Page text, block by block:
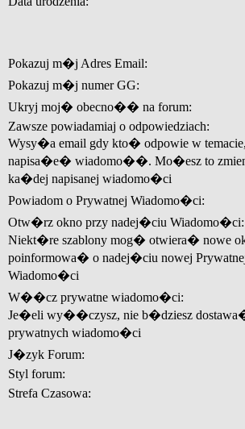
Pokazuj m�j Adres Email:
Pokazuj m�j numer GG:
Ukryj moj� obecno�� na forum:
Zawsze powiadamiaj o odpowiedziach:
Wysy�a email gdy kto� odpowie w
napisa�e� wiadomo��. Mo�esz to
ka�dej napisanej wiadomo�ci
Powiadom o Prywatnej Wiadomo�ci:
Otw�rz okno przy nadej�ciu Wiadomo�ci:
Niekt�re szablony mog� otwiera� nowe
poinformowa� o nadej�ciu nowej
Wiadomo�ci
W��cz prywatne wiadomo�ci:
Je�eli wy��czysz, nie b�dziesz
prywatnych wiadomo�ci
J�zyk Forum:
Styl forum:
Strefa Czasowa: